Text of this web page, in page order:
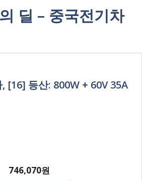
딜 – 중국전기차
[16] 등산: 800W + 60V 35A
746,070원